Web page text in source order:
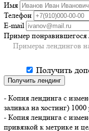
Имя
Телефон
E-mail
Пример понравившегося
Примеры лендингов
Получить
Получить лендинг
- Копия лендинга с
заливка на хостинг) 1000
- Копия лендинга с
привязкой к метрике и